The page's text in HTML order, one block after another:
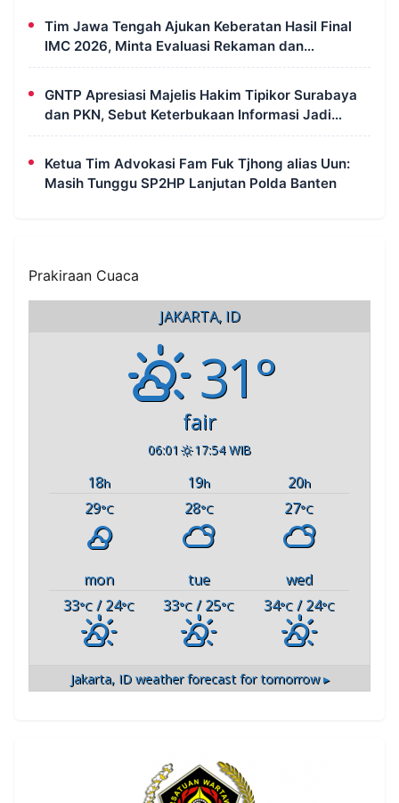
Tim Jawa Tengah Ajukan Keberatan Hasil Final
IMC 2026, Minta Evaluasi Rekaman dan
Scorecard Juri
GNTP Apresiasi Majelis Hakim Tipikor Surabaya
dan PKN, Sebut Keterbukaan Informasi Jadi
Instrumen Pengawasan Korupsi
Ketua Tim Advokasi Fam Fuk Tjhong alias Uun:
Masih Tunggu SP2HP Lanjutan Polda Banten
Prakiraan Cuaca
JAKARTA, ID
31°
fair
06:01 17:54 WIB
18h 19h 20h
29°C 28°C 27°C
mon tue
wed
33°C / 24°C 33°C / 25°C 34°C/ 24°C
Jakarta, IDweather forecast for tomorrow ▸